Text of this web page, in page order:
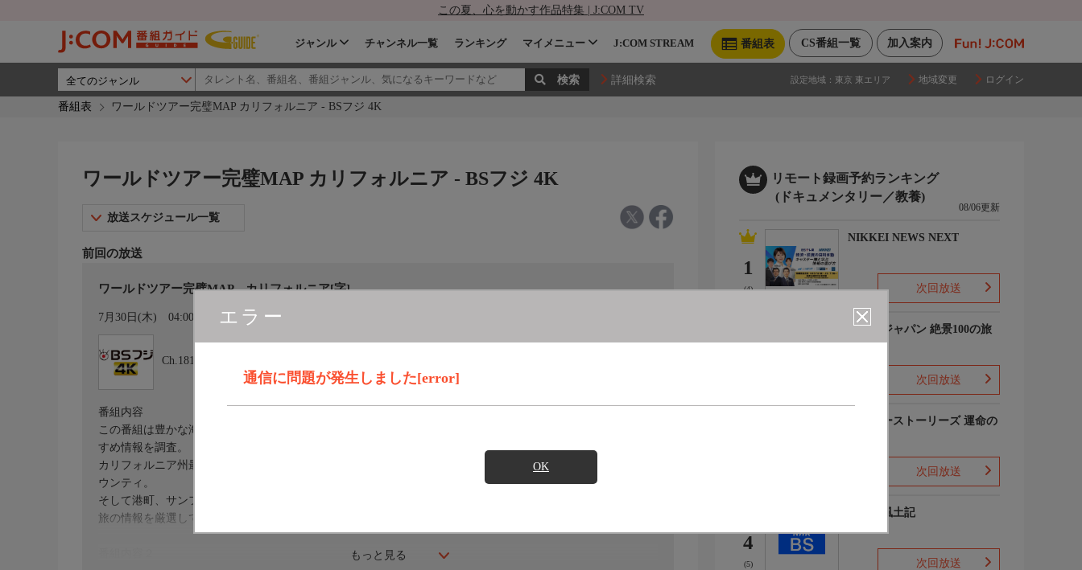
この夏、心を動かす作品特集 | J:COM TV
加入案内
CS番組一覧
番組表
ジャンル チャンネル一覧 ランキング マイメニュー J:COM STREAM
詳細検索 設定地域： 東京 東エリア 地域変更 ログイン
番組表 ワールドツアー完璧MAP カリフォルニア - BSフジ 4K
エラー
通信に問題が発生しました[error]
OK
ワールドツアー完璧MAP カリフォルニア - BSフジ 4K
放送スケジュール一覧
前回の放送
ワールドツアー完璧MAP カリフォルニア[字]
7月30日(木) 04:00〜04:25 カレンダー登録
Ch.181
もっと見る
番組内容
この番組は豊かな海の自然と太陽の光がさんさんと降り注ぐアメリカ、カリフォルニア州の人気観光地のおす
すめ情報を調査。
カリフォルニア州最南端の町、サンディエゴ。映画の都、ロサンゼルスや個性的なビーチが連なるオレンジカ
ウンティ。
そして港町、サンフランシスコの観光地をご紹介。
旅の情報を厳選して、解りやすくお伝えする。
リモート録画予約ランキング
(ドキュメンタリー／教養)
08/06更新
1
(4)
NIKKEI NEWS NEXT
次回放送
ジオ・ジャパン 絶景100の旅
次回放送
アナザーストーリーズ 運命の
次回放送
4
(5)
新日本風土記
次回放送